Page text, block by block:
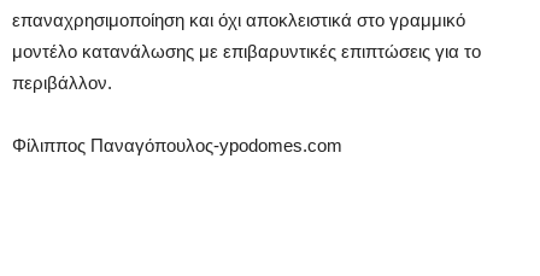
επαναχρησιμοποίηση και όχι αποκλειστικά στο γραμμικό
μοντέλο κατανάλωσης με επιβαρυντικές επιπτώσεις για το
περιβάλλον.
Φίλιππος Παναγόπουλος-ypodomes.com